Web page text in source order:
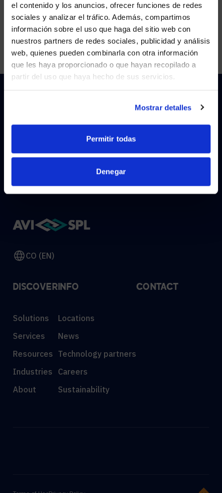
el contenido y los anuncios, ofrecer funciones de redes
sociales y analizar el tráfico. Además, compartimos
información sobre el uso que haga del sitio web con
nuestros partners de redes sociales, publicidad y análisis
web, quienes pueden combinarla con otra información
que les haya proporcionado o que hayan recopilado a
partir del uso que haya hecho de sus servicios.
Mostrar detalles
Permitir todas
Denegar
No results found.
CONTACT US HELP DESK
CO (EN)
DISCOVER
Solutions
Services
Resources
Industries
About
INFO
Locations
News
Technology partners
Careers
Sustainability
CONTACT
WE NOTICED YOU'RE IN USA.
instead?
YES, TAKE ME THERE
NO, STAY ON THIS SITE